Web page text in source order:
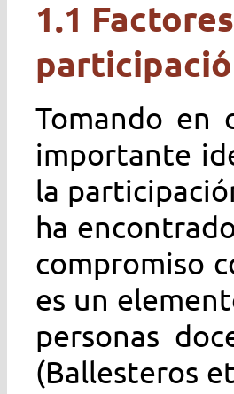
1.1
Tomando en
importante
la
ha
compromiso
es un
personas
(Ballesteros